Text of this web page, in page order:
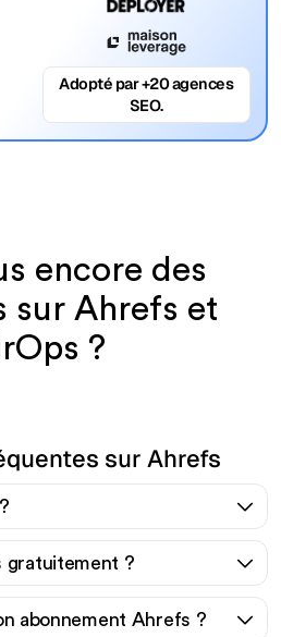
Adopté par +20 agences
SEO.
encore des
sur Ahrefs et
?
sur Ahrefs
gratuitement ?
abonnement Ahrefs ?